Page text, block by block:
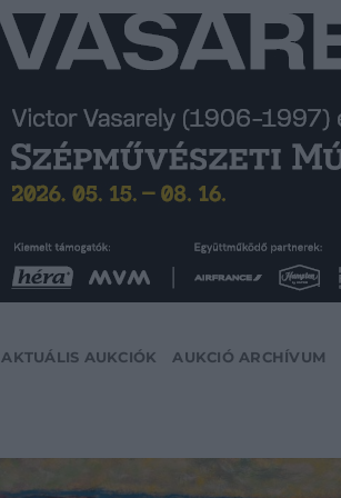
AKTUÁLIS AUKCIÓK AUKCIÓ ARCHÍVUM